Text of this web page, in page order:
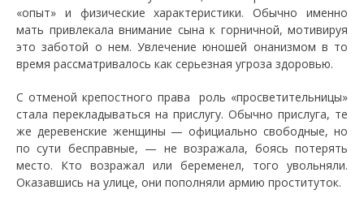
«опыт» и физические характеристики. Обычно именно
мать привлекала внимание сына к горничной, мотивируя
это заботой о нем. Увлечение юношей онанизмом в то
время рассматривалось как серьезная угроза здоровью.
С отменой крепостного права роль «просветительницы»
стала перекладываться на прислугу. Обычно прислуга, те
же деревенские женщины — официально свободные, но
по сути бесправные, — не возражала, боясь потерять
место. Кто возражал или беременел, того увольняли.
Оказавшись на улице, они пополняли армию проституток.